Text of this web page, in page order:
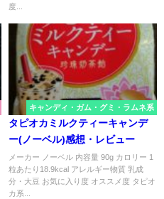
度...
キャンディ・ガム・グミ・ラムネ系
タピオカミルクティーキャンデ
ー(ノーベル)感想・レビュー
メーカー ノーベル 内容量 90g カロリー 1
粒あたり18.9kcal アレルギー物質 乳成
分・大豆 お気に入り度 オススメ度 タピオ
カ系...